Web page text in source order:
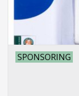
SPONSORING